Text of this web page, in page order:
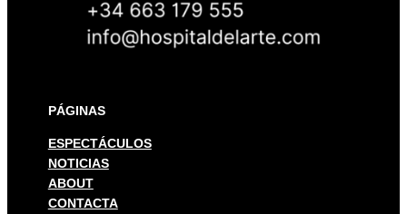
PÁGINAS
ESPECTÁCULOS
NOTICIAS
ABOUT
CONTACTA